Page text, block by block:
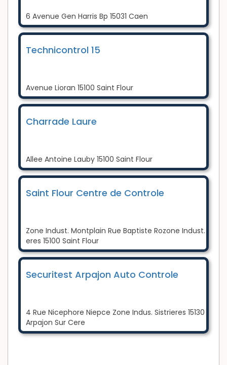
6 Avenue Gen Harris Bp 15031 Caen
Technicontrol 15
Avenue Lioran 15100 Saint Flour
Charrade Laure
Allee Antoine Lauby 15100 Saint Flour
Saint Flour Centre de Controle
Zone Indust. Montplain Rue Baptiste Rozone Indust.
eres 15100 Saint Flour
Securitest Arpajon Auto Controle
4 Rue Nicephore Niepce Zone Indus. Sistrieres 15130
Arpajon Sur Cere